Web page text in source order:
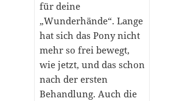
für deine
„Wunderhände“. Lange
hat sich das Pony nicht
mehr so frei bewegt,
wie jetzt, und das schon
nach der ersten
Behandlung. Auch die